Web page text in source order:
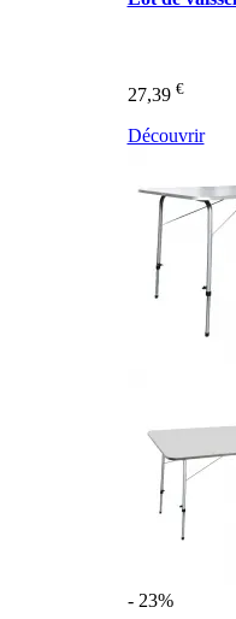
27,39 €
Découvrir
- 23%